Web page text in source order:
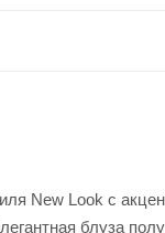
New Look с
блуза